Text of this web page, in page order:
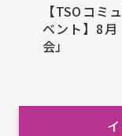
【TSOコミ
ベント】8月
会」